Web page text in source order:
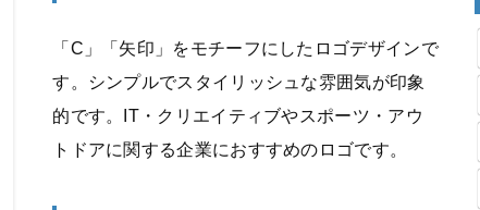
「C」「矢印」をモチーフにしたロゴデザインで
す。シンプルでスタイリッシュな雰囲気が印象
的です。IT・クリエイティブやスポーツ・アウ
トドアに関する企業におすすめのロゴです。